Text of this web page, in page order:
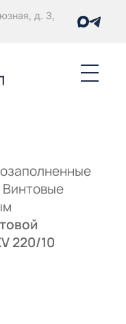
д. 3,
Винтовые
220/10